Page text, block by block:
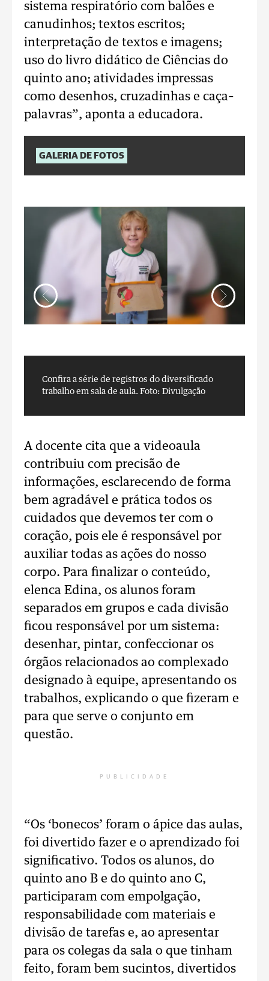
sistema respiratório com balões e
canudinhos; textos escritos;
interpretação de textos e imagens;
uso do livro didático de Ciências do
quinto ano; atividades impressas
como desenhos, cruzadinhas e caça–
palavras”, aponta a educadora.
GALERIA DE FOTOS
Confira a série de registros do diversificado
trabalho em sala de aula. Foto: Divulgação
A docente cita que a videoaula
contribuiu com precisão de
informações, esclarecendo de forma
bem agradável e prática todos os
cuidados que devemos ter com o
coração, pois ele é responsável por
auxiliar todas as ações do nosso
corpo. Para finalizar o conteúdo,
elenca Edina, os alunos foram
separados em grupos e cada divisão
ficou responsável por um sistema:
desenhar, pintar, confeccionar os
órgãos relacionados ao complexado
designado à equipe, apresentando os
trabalhos, explicando o que fizeram e
para que serve o conjunto em
questão.
PUBLICIDADE
“Os ‘bonecos’ foram o ápice das aulas,
foi divertido fazer e o aprendizado foi
significativo. Todos os alunos, do
quinto ano B e do quinto ano C,
participaram com empolgação,
responsabilidade com materiais e
divisão de tarefas e, ao apresentar
para os colegas da sala o que tinham
feito, foram bem sucintos, divertidos